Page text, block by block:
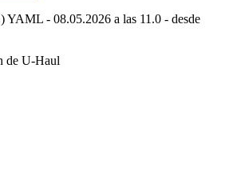
- 08.05.2026 a las 11.0 - desde
de U-Haul